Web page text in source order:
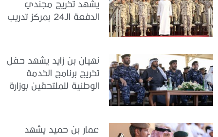
يشهد تخريج مجندي
الدفعة الـ24 بمركز تدريب
نهيان بن زايد يشهد حفل
تخريج برنامج الخدمة
الوطنية للملتحقين بوزارة
عمار بن حميد يشهد